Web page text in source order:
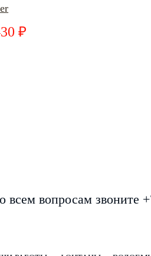
₽
всем вопросам звоните